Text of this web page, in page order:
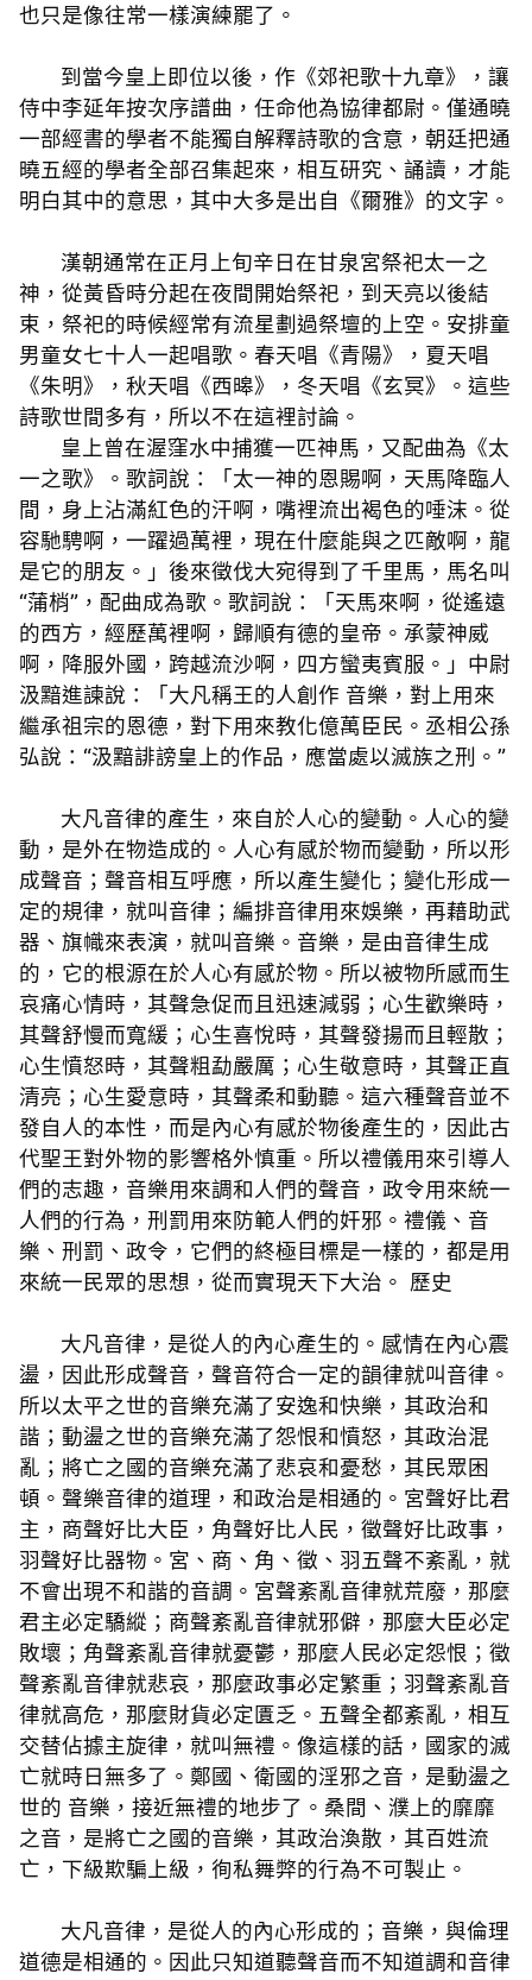
也只是像往常一樣演練罷了。
到當今皇上即位以後，作《郊祀歌十九章》，讓
侍中李延年按次序譜曲，任命他為協律都尉。僅通曉
一部經書的學者不能獨自解釋詩歌的含意，朝廷把通
曉五經的學者全部召集起來，相互研究、誦讀，才能
明白其中的意思，其中大多是出自《爾雅》的文字。
漢朝通常在正月上旬辛日在甘泉宮祭祀太一之
神，從黃昏時分起在夜間開始祭祀，到天亮以後結
束，祭祀的時候經常有流星劃過祭壇的上空。安排童
男童女七十人一起唱歌。春天唱《青陽》，夏天唱
《朱明》，秋天唱《西暤》，冬天唱《玄冥》。這些
詩歌世間多有，所以不在這裡討論。
皇上曾在渥窪水中捕獲一匹神馬，又配曲為《太
一之歌》。歌詞說：「太一神的恩賜啊，天馬降臨人
間，身上沾滿紅色的汗啊，嘴裡流出褐色的唾沫。從
容馳騁啊，一躍過萬裡，現在什麼能與之匹敵啊，龍
是它的朋友。」後來徵伐大宛得到了千里馬，馬名叫
“蒲梢”，配曲成為歌。歌詞說：「天馬來啊，從遙遠
的西方，經歷萬裡啊，歸順有德的皇帝。承蒙神威
啊，降服外國，跨越流沙啊，四方蠻夷賓服。」中尉
汲黯進諫說：「大凡稱王的人創作 音樂，對上用來
繼承祖宗的恩德，對下用來教化億萬臣民。丞相公孫
弘說：“汲黯誹謗皇上的作品，應當處以滅族之刑。”
大凡音律的產生，來自於人心的變動。人心的變
動，是外在物造成的。人心有感於物而變動，所以形
成聲音；聲音相互呼應，所以產生變化；變化形成一
定的規律，就叫音律；編排音律用來娛樂，再藉助武
器、旗幟來表演，就叫音樂。音樂，是由音律生成
的，它的根源在於人心有感於物。所以被物所感而生
哀痛心情時，其聲急促而且迅速減弱；心生歡樂時，
其聲舒慢而寬緩；心生喜悅時，其聲發揚而且輕散；
心生憤怒時，其聲粗勐嚴厲；心生敬意時，其聲正直
清亮；心生愛意時，其聲柔和動聽。這六種聲音並不
發自人的本性，而是內心有感於物後產生的，因此古
代聖王對外物的影響格外慎重。所以禮儀用來引導人
們的志趣，音樂用來調和人們的聲音，政令用來統一
人們的行為，刑罰用來防範人們的奸邪。禮儀、音
樂、刑罰、政令，它們的終極目標是一樣的，都是用
來統一民眾的思想，從而實現天下大治。 歷史
大凡音律，是從人的內心產生的。感情在內心震
盪，因此形成聲音，聲音符合一定的韻律就叫音律。
所以太平之世的音樂充滿了安逸和快樂，其政治和
諧；動盪之世的音樂充滿了怨恨和憤怒，其政治混
亂；將亡之國的音樂充滿了悲哀和憂愁，其民眾困
頓。聲樂音律的道理，和政治是相通的。宮聲好比君
主，商聲好比大臣，角聲好比人民，徵聲好比政事，
羽聲好比器物。宮、商、角、徵、羽五聲不紊亂，就
不會出現不和諧的音調。宮聲紊亂音律就荒廢，那麼
君主必定驕縱；商聲紊亂音律就邪僻，那麼大臣必定
敗壞；角​​聲紊亂音律就憂鬱，那麼人民必定怨恨；徵
聲紊亂音律就悲哀，那麼政事必定繁重；羽聲紊亂音
律就高危，那麼財貨必定匱乏。五聲全都紊亂，相互
交替佔據主旋律，就叫無禮。像這樣的話，國家的滅
亡就時日無多了。鄭國、衛國的淫邪之音，是動盪之
世的 音樂，接近無禮的地步了。桑間、濮上的靡靡
之音，是將亡之國的音樂，其政治渙散，其百姓流
亡，下級欺騙上級，徇私舞弊的行為不可製止。
大凡音律，是從人的內心形成的；音樂，與倫理
道德是相通的。因此只知道聽聲音而不知道調和音律